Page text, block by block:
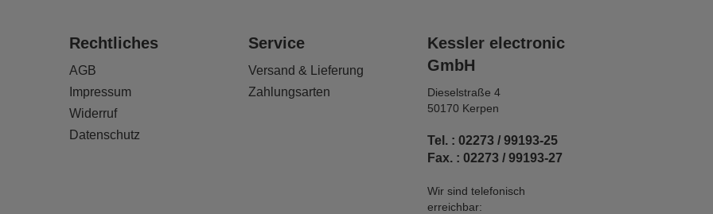
Rechtliches
AGB
Impressum
Widerruf
Datenschutz
Service
Versand & Lieferung
Zahlungsarten
Kessler electronic
GmbH
Dieselstraße 4
50170 Kerpen
Tel. : 02273 / 99193-25
Fax. : 02273 / 99193-27
Wir sind telefonisch
erreichbar: